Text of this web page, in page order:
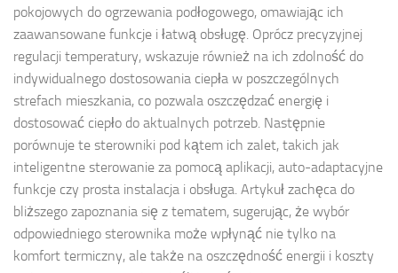
pokojowych do ogrzewania podłogowego, omawiając ich
zaawansowane funkcje i łatwą obsługę. Oprócz precyzyjnej
regulacji temperatury, wskazuje również na ich zdolność do
indywidualnego dostosowania ciepła w poszczególnych
strefach mieszkania, co pozwala oszczędzać energię i
dostosować ciepło do aktualnych potrzeb. Następnie
porównuje te sterowniki pod kątem ich zalet, takich jak
inteligentne sterowanie za pomocą aplikacji, auto-adaptacyjne
funkcje czy prosta instalacja i obsługa. Artykuł zachęca do
bliższego zapoznania się z tematem, sugerując, że wybór
odpowiedniego sterownika może wpłynąć nie tylko na
komfort termiczny, ale także na oszczędność energii i koszty